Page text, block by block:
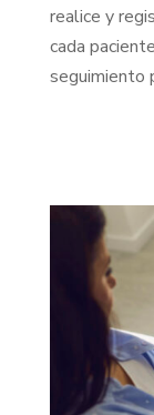
realice y
cada
seguimiento